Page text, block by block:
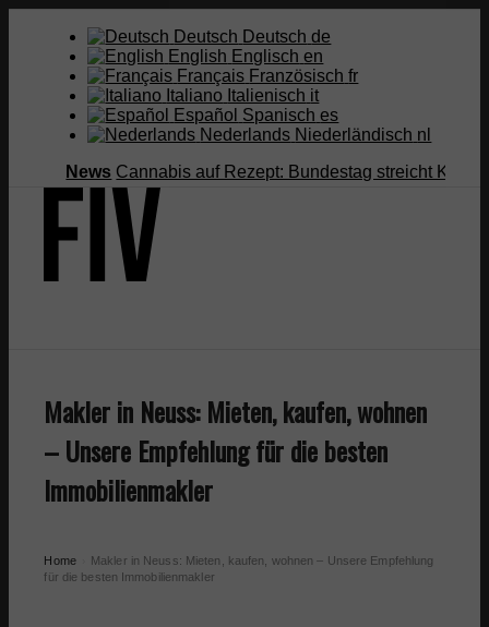
Deutsch Deutsch de
English Englisch en
Français Französisch fr
Italiano Italienisch it
Español Spanisch es
Nederlands Niederländisch nl
News Cannabis auf Rezept: Bundestag streicht
Menü Menü
Makler in Neuss: Mieten, kaufen, wohnen
– Unsere Empfehlung für die besten
Immobilienmakler
Home
Makler in Neuss: Mieten, kaufen, wohnen – Unsere Empfehlung
für die besten Immobilienmakler